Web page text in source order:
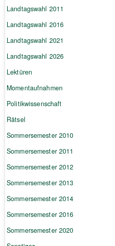
Landtagswahl 2011
Landtagswahl 2016
Landtagswahl 2021
Landtagswahl 2026
Lektüren
Momentaufnahmen
Politikwissenschaft
Rätsel
Sommersemester 2010
Sommersemester 2011
Sommersemester 2012
Sommersemester 2013
Sommersemester 2014
Sommersemester 2016
Sommersemester 2020